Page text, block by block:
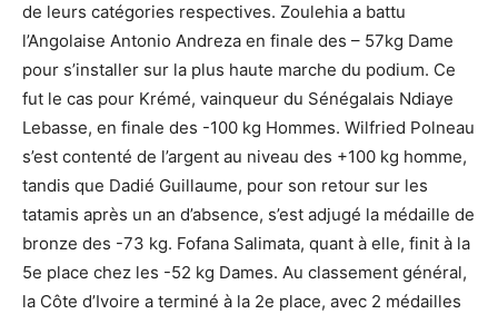
de leurs catégories respectives. Zoulehia a battu
l’Angolaise Antonio Andreza en finale des – 57kg Dame
pour s’installer sur la plus haute marche du podium. Ce
fut le cas pour Krémé, vainqueur du Sénégalais Ndiaye
Lebasse, en finale des -100 kg Hommes. Wilfried Polneau
s’est contenté de l’argent au niveau des +100 kg homme,
tandis que Dadié Guillaume, pour son retour sur les
tatamis après un an d’absence, s’est adjugé la médaille de
bronze des -73 kg. Fofana Salimata, quant à elle, finit à la
5e place chez les -52 kg Dames. Au classement général,
la Côte d’Ivoire a terminé à la 2e place, avec 2 médailles